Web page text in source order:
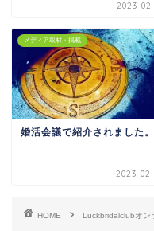
2023-
メディア取材・掲載
婚活会議で紹介されました。
2023-
HOME Luckbridalclubオン